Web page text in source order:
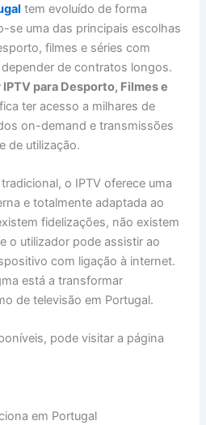
tem evoluído de forma
se uma das principais escolhas
filmes e séries com
de contratos longos.
para Desporto, Filmes e
ter acesso a milhares de
on-demand e transmissões
de utilização.
o IPTV oferece uma
e totalmente adaptada ao
fidelizações, não existem
o utilizador pode assistir ao
com ligação à internet.
está a transformar
de televisão em Portugal.
pode visitar a página
em Portugal